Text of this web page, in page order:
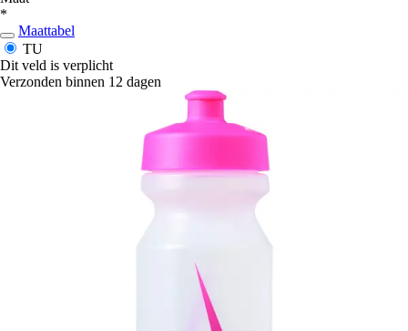
*
Maattabel
TU
Dit veld is verplicht
Verzonden binnen 12 dagen